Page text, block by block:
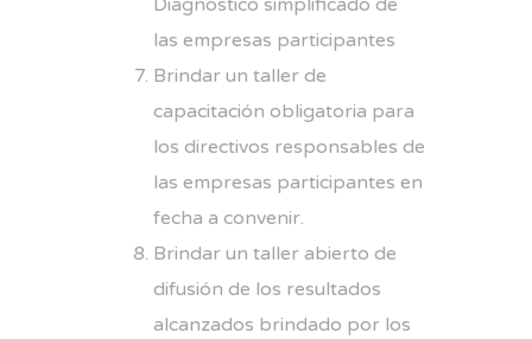
las empresas participantes
Brindar un taller de
capacitación obligatoria para
los directivos responsables de
las empresas participantes en
fecha a convenir.
Brindar un taller abierto de
difusión de los resultados
alcanzados brindado por los